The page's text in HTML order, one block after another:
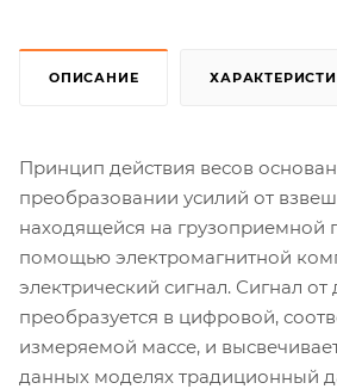
ОПИСАНИЕ
Принцип действия весов
преобразовании усилий от
находящейся на грузоприемной
помощью электромагнитной
электрический сигнал. Сигнал от
преобразуется в цифровой,
измеряемой массе, и
данных моделях традиционный